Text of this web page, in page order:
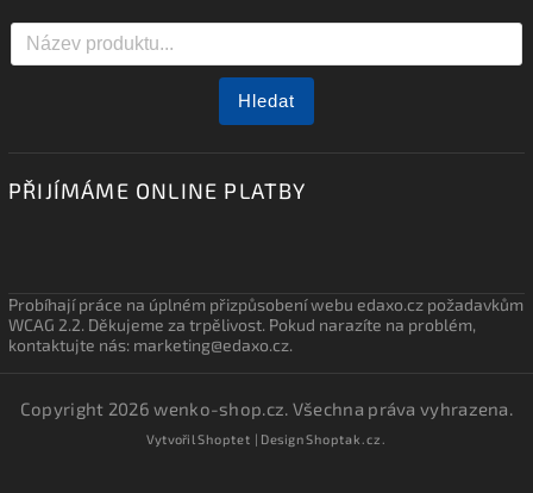
Hledat
PŘIJÍMÁME ONLINE PLATBY
Probíhají práce na úplném přizpůsobení webu edaxo.cz požadavkům
WCAG 2.2. Děkujeme za trpělivost. Pokud narazíte na problém,
kontaktujte nás: marketing@edaxo.cz.
Copyright 2026wenko-shop.cz. Všechna práva vyhrazena.
VytvořilShoptet | DesignShoptak.cz.